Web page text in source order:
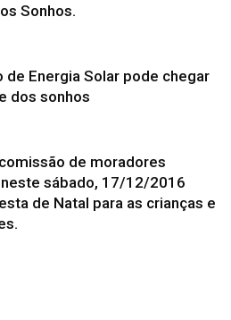
Sonhos.
de Energia Solar pode chegar
dos sonhos
de moradores
sábado, 17/12/2016
de Natal para as crianças e